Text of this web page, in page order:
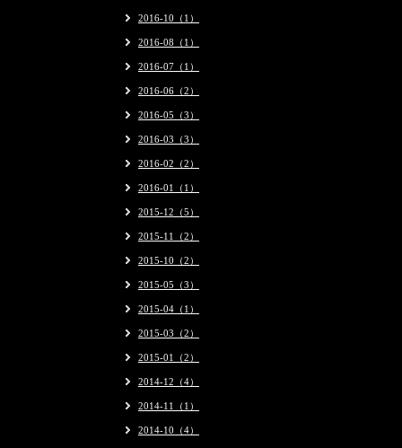
2016-10（1）
2016-08（1）
2016-07（1）
2016-06（2）
2016-05（3）
2016-03（3）
2016-02（2）
2016-01（1）
2015-12（5）
2015-11（2）
2015-10（2）
2015-05（3）
2015-04（1）
2015-03（2）
2015-01（2）
2014-12（4）
2014-11（1）
2014-10（4）